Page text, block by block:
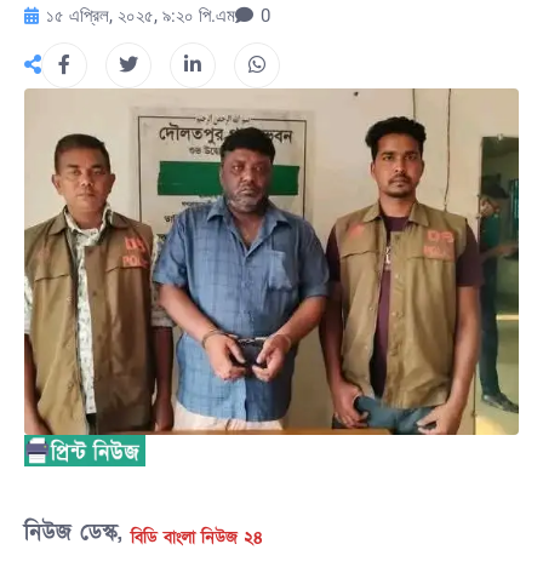
১৫ এপ্রিল, ২০২৫, ৯:২০ পি.এম 0
নিউজ ডেস্ক,বিডি বাংলা নিউজ ২৪